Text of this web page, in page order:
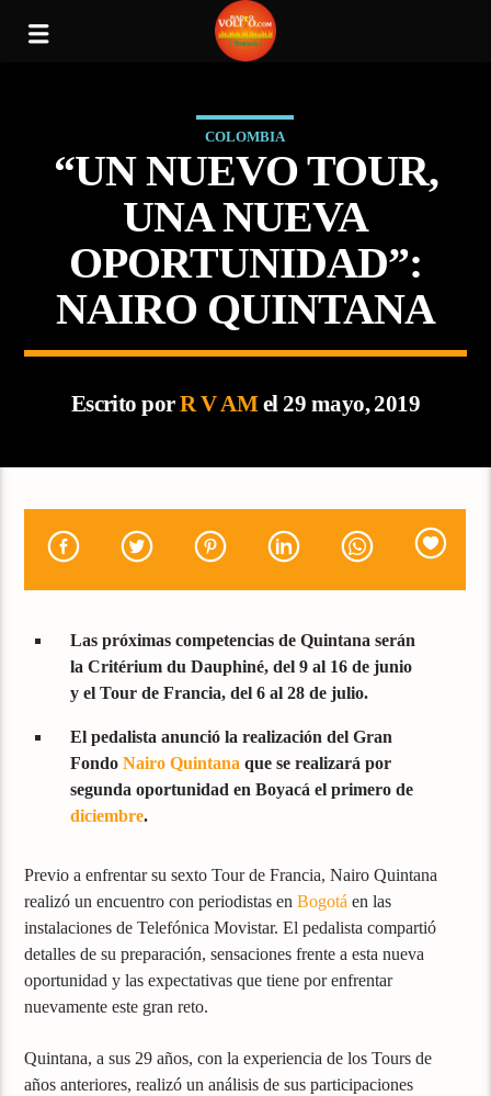
COLOMBIA
“UN NUEVO TOUR,
UNA NUEVA
OPORTUNIDAD”:
NAIRO QUINTANA
Escrito porR V AMel 29 mayo, 2019
Las próximas competencias de Quintana serán
la Critérium du Dauphiné, del 9 al 16 de junio
y el Tour de Francia, del 6 al 28 de julio.
El pedalista anunció la realización del Gran
FondoNairo Quintana que se realizará por
segunda oportunidad en Boyacá el primero de
diciembre.
Previo a enfrentar su sexto Tour de Francia, Nairo Quintana
realizó un encuentro con periodistas enBogotá en las
instalaciones de Telefónica Movistar. El pedalista compartió
detalles de su preparación, sensaciones frente a esta nueva
oportunidad y las expectativas que tiene por enfrentar
nuevamente este gran reto.
Quintana, a sus 29 años, con la experiencia de los Tours de
años anteriores, realizó un análisis de sus participaciones